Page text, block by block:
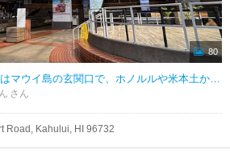
80
カフルイ空港はマウイ島の玄関口で、ホノルルや米本土からの便が発着する主要空港です。国際線（カナダ）も乗り入れています。海と山に囲まれた開放的な雰囲気が魅力で、ハワイらしい景色を到着時から楽しめます。レンタカーへのアクセスも
Road, Kahului, HI 96732